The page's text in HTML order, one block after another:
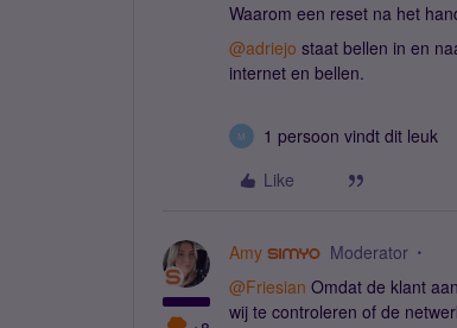
Waarom een reset na het
@adriejo staat bellen in en
internet en bellen.
M
1 persoon vindt dit leuk
Like
Amy Moderator
@Friesian Omdat de klant
wij te controleren of de